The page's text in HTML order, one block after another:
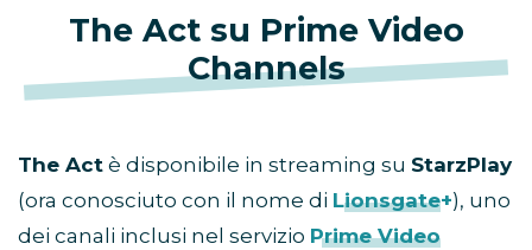
The Act su Prime Video
Channels
The Act è disponibile in streaming su StarzPlay
(ora conosciuto con il nome di Lionsgate+), uno
dei canali inclusi nel servizio Prime Video